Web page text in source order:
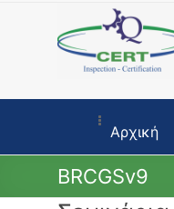
Αρχική
BRCGSv9